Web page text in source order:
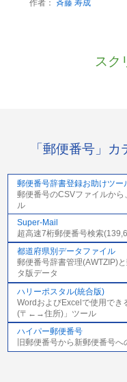
作者： 斉藤 寿成
スク
「郵便番号」
郵便番号辞書登録お助けツー
郵便番号のCSVファイルか
ル
Super-Mail
超高速7桁郵便番号検索
都道府県別データファイル
郵便番号辞書管理(AWTZIP)
タ版データ
ハリーポスタル(統合版)
WordおよびExcelで使用でき
(〒←→住所)」ツール
ハイパー郵便番号
旧郵便番号から新郵便番号へ